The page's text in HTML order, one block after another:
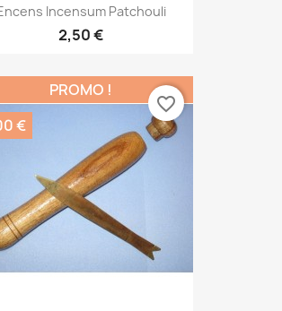
Incensum Patchouli
2,50 €
PROMO !
€
favorite_border